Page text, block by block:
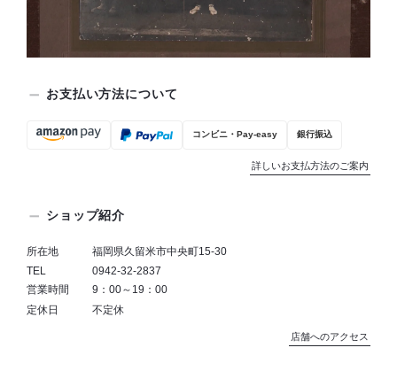
お支払い方法について
コンビニ・Pay-easy 銀行振込
詳しいお支払方法のご案内
ショップ紹介
所在地
福岡県久留米市中央町15-30
TEL
0942-32-2837
営業時間
9：00～19：00
定休日
不定休
店舗へのアクセス